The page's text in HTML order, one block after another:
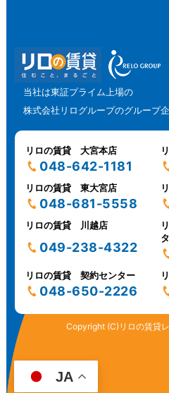
当社は東証プライム上場の
株式会社リログループのグループ企
リロの賃貸 大宮本店
048-642-1181
リロの賃貸 東大宮店
048-681-5558
リロの賃貸 川越店
049-238-4322
リロの賃貸 契約センター
048-650-2226
Copyright (C)リロの賃貸
JA